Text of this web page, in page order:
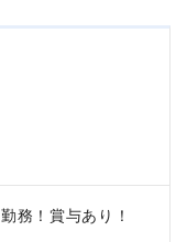
務！賞与あり！